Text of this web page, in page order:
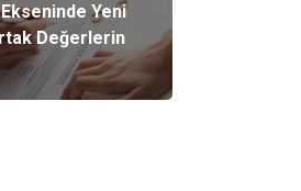
Yeni
Değerlerin